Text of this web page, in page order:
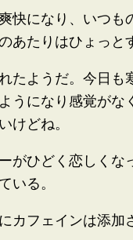
快になり、いつ
あたりはひょっと
たようだ。今日
うになり感覚が
けどね。
がひどく恋しく
いる。
カフェインは添加